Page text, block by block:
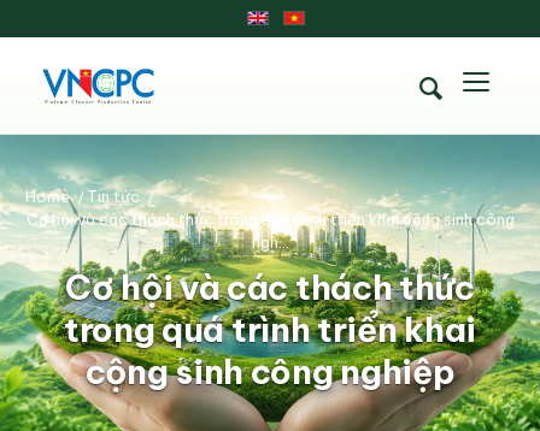
Cơ hội và các thách thức
trong quá trình triển khai
cộng sinh công nghiệp
Home /Tin tức /
Cơ hội và các thách thức trong quá trình triển khai cộng sinh công
ngh...